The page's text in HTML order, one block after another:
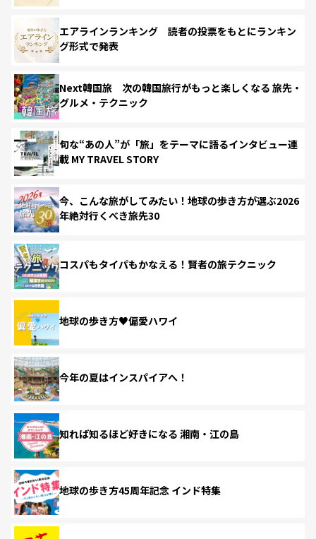
エアラインランキング 読者の投票をもとにランキン
グ形式で発表
Next韓国旅 次の韓国旅行がもっと楽しくなる 旅先・
グルメ・テクニック
旬な“あの人”が「旅」をテーマに語るインタビュー連
載 MY TRAVEL STORY
今、こんな旅がしてみたい！地球の歩き方が選ぶ2026
年絶対行くべき旅先30
コスパもタイパもかなえる！賢者の旅テクニック
地球の歩き方♥偏愛ハワイ
今年の夏はインスパイアへ！
知れば知るほど好きになる 湘南・江の島
地球の歩き方45周年記念 インド特集